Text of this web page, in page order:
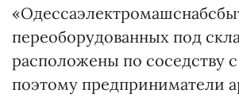
переоборудованных под
расположены по соседству
поэтому предприниматели